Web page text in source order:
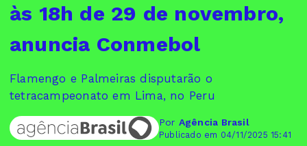
às 18h de 29 de novembro,
anuncia Conmebol
Flamengo e Palmeiras disputarão o
tetracampeonato em Lima, no Peru
Por Agência Brasil
Publicado em 04/11/2025 15:41